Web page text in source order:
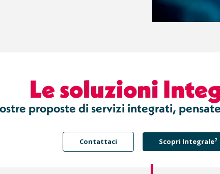
Le soluzioni
proposte di servizi integrati,
Contattaci Scopri Integrale⁷